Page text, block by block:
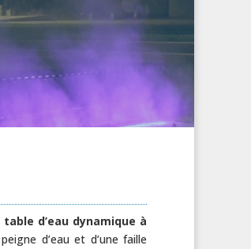
table d’eau dynamique à
d’eau et d’une faille